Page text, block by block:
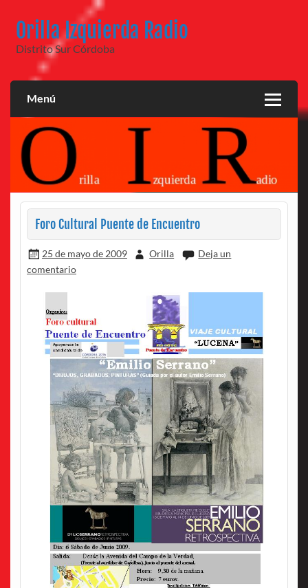
contenido
Orilla Izquierda Radio
Distrito Sur Córdoba
Menú
Foro Cultural Puente de Encuentro
25 de mayo de 2009 Orilla
Deja un
comentario